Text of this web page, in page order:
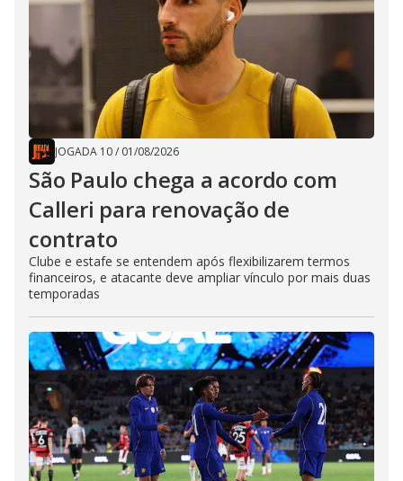
JOGADA 10/ 01/08/2026
São Paulo chega a acordo com
Calleri para renovação de
contrato
Clube e estafe se entendem após flexibilizarem termos
financeiros, e atacante deve ampliar vínculo por mais duas
temporadas